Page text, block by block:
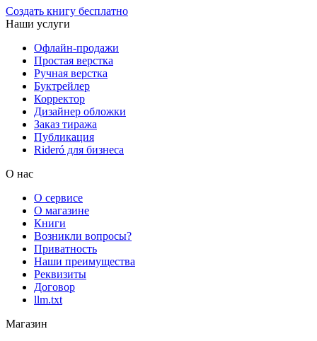
Создать книгу бесплатно
Наши услуги
Офлайн-продажи
Простая верстка
Ручная верстка
Буктрейлер
Корректор
Дизайнер обложки
Заказ тиража
Публикация
Rideró для бизнеса
О нас
О сервисе
О магазине
Книги
Возникли вопросы?
Приватность
Наши преимущества
Реквизиты
Договор
llm.txt
Магазин